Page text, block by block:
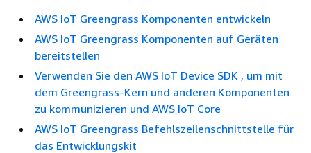
AWS IoT Greengrass Komponenten entwickeln
AWS IoT Greengrass Komponenten auf Geräten
bereitstellen
Verwenden Sie den AWS IoT Device SDK , um mit
dem Greengrass-Kern und anderen Komponenten
zu kommunizieren und AWS IoT Core
AWS IoT Greengrass Befehlszeilenschnittstelle für
das Entwicklungskit